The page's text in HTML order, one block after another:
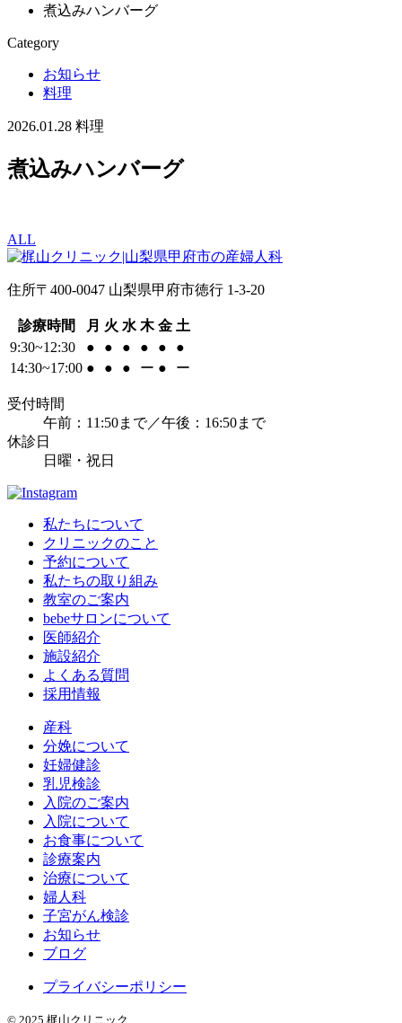
煮込みハンバーグ
Category
お知らせ
料理
2026.01.28 料理
煮込みハンバーグ
ALL
住所〒400-0047 山梨県甲府市徳行 1-3-20
診療時間 月 火 水 木 金 土
9:30~12:30
● ● ● ● ●
●
14:30~17:00 ● ● ● ー ● ー
受付時間
午前：11:50まで／午後：16:50まで
休診日
日曜・祝日
私たちについて
クリニックのこと
予約について
私たちの取り組み
教室のご案内
bebeサロンについて
医師紹介
施設紹介
よくある質問
採用情報
産科
分娩について
妊婦健診
乳児検診
入院のご案内
入院について
お食事について
診療案内
治療について
婦人科
子宮がん検診
お知らせ
ブログ
プライバシーポリシー
© 2025 梶山クリニック.